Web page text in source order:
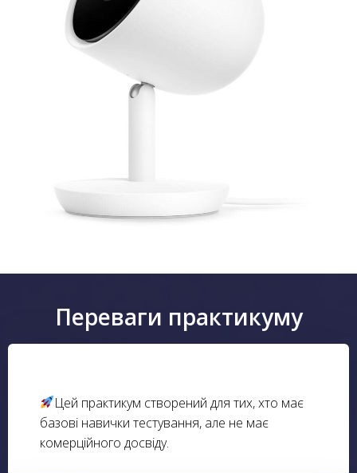
Переваги практикуму
Цей практикум створений для тих, хто має
базові навички тестування, але не має
комерційного досвіду.